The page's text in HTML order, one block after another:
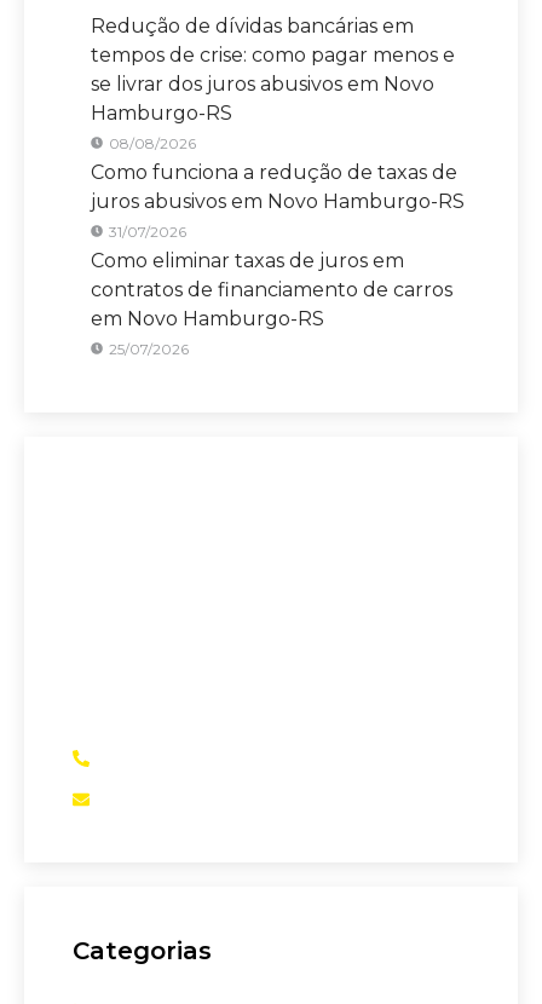
Redução de dívidas bancárias em
tempos de crise: como pagar menos e
se livrar dos juros abusivos em Novo
Hamburgo-RS
08/08/2026
Como funciona a redução de taxas de
juros abusivos em Novo Hamburgo-RS
31/07/2026
Como eliminar taxas de juros em
contratos de financiamento de carros
em Novo Hamburgo-RS
25/07/2026
Categorias